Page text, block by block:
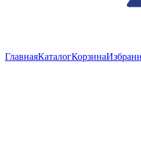
ГлавнаяКаталогКорзина